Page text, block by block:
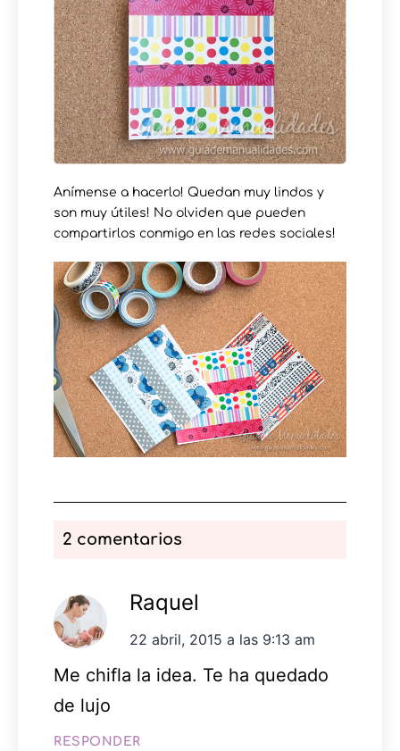
Anímense a hacerlo! Quedan muy lindos y
son muy útiles! No olviden que pueden
compartirlos conmigo en las redes sociales!
2 comentarios
Raquel
22 abril, 2015 a las 9:13 am
Me chifla la idea. Te ha quedado
de lujo
RESPONDER